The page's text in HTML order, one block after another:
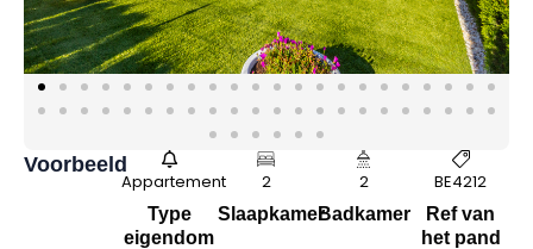
Voorbeeld
Appartement
Type
eigendom
2
Slaapkamer
2
Badkamer
BE4212
Ref van
het pand